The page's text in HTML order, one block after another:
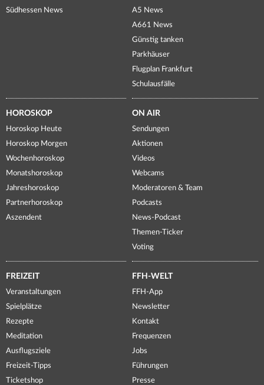
Südhessen News
A5 News
A661 News
Günstig tanken
Parkhäuser
Flugplan Frankfurt
Schulausfälle
HOROSKOP
Horoskop Heute
Horoskop Morgen
Wochenhoroskop
Monatshoroskop
Jahreshoroskop
Partnerhoroskop
Aszendent
ON AIR
Sendungen
Aktionen
Videos
Webcams
Moderatoren & Team
Podcasts
News-Podcast
Themen-Ticker
Voting
FREIZEIT
Veranstaltungen
Spielplätze
Rezepte
Meditation
Ausflugsziele
Freizeit-Tipps
Ticketshop
FFH-WELT
FFH-App
Newsletter
Kontakt
Frequenzen
Jobs
Führungen
Presse